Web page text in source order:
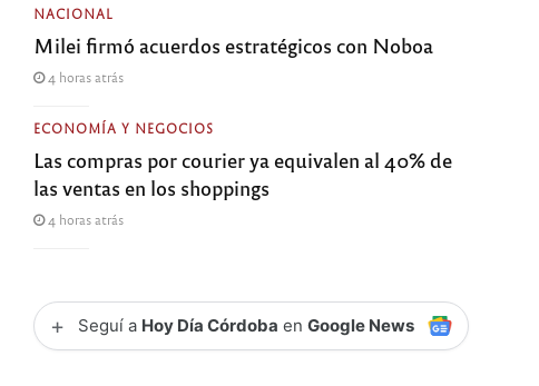
NACIONAL
Milei firmó acuerdos estratégicos con Noboa
4 horas atrás
ECONOMÍA Y NEGOCIOS
Las compras por courier ya equivalen al 40% de
las ventas en los shoppings
4 horas atrás
+ Seguí a Hoy Día Córdoba enGoogle News